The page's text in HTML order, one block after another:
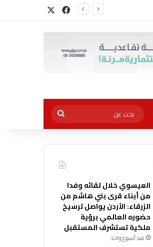
فيسبوك
الوضع المظلم
بحث
عن
العيسوي خلال لقائه وفدا
من أبناء قرى بني هاشم من
الزرقاء: الأردن يواصل ترسيخ
حضوره العالمي برؤية
ملكية تستشرف المستقبل
منذ أسبوع واحد